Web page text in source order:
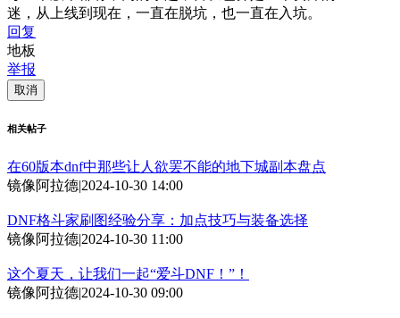
迷，从上线到现在，一直在脱坑，也一直在入坑。
回复
地板
举报
取消
相关帖子
在60版本dnf中那些让人欲罢不能的地下城副本盘点
镜像阿拉德|2024-10-30 14:00
DNF格斗家刷图经验分享：加点技巧与装备选择
镜像阿拉德|2024-10-30 11:00
这个夏天，让我们一起“爱斗DNF！”！
镜像阿拉德|2024-10-30 09:00